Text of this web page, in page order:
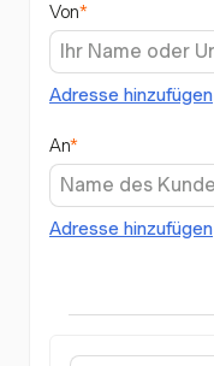
Von*
Adresse hinzufügen
An*
Adresse hinzufügen